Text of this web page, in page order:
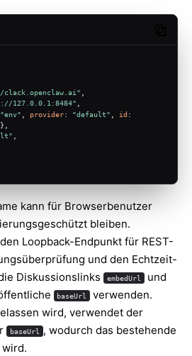
127.0.0.1:8484" ,
"env" provider: "default" id
},
kann für Browserbenutzer
bleiben.
Loopback-Endpunkt für REST-
und den Echtzeit-
Diskussionslinks
embedUrl und
baseUrl
verwenden.
wird, verwendet der
baseUrl , wodurch das bestehende